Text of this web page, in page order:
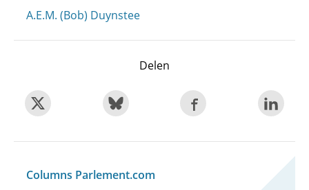
A.E.M. (Bob) Duynstee
Delen
Columns Parlement.com